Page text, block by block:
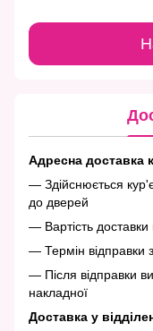
Адресна
— Здійснюється
до дверей
— Вартість доставки
— Термін відправки
— Після відправки
накладної
Доставка у